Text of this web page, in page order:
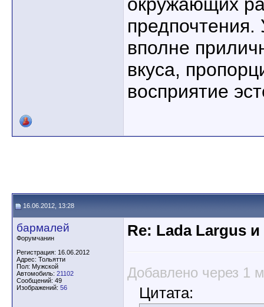
вполне
вкуса,
восприятие
16.06.2012, 13:28
бармалей
Форумчанин
Регистрация: 16.06.2012
Адрес: Тольятти
Пол: Мужской
Автомобиль: 21102
Сообщений: 49
Изображений: 56
Re: Lada Largus
Добавлено через 1
Цитата: